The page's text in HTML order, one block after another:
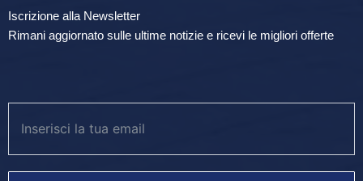
Iscrizione alla Newsletter
Rimani aggiornato sulle ultime notizie e ricevi le migliori offerte